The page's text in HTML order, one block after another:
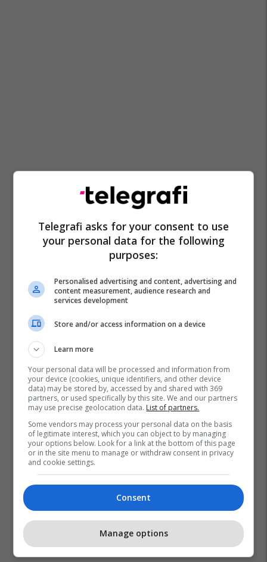
Telegrafi asks for your consent to use
your personal data for the following
purposes:
Personalised advertising and content, advertising and
content measurement, audience research and
services development
Store and/or access information on a device
Learn more
Your personal data will be processed and information from
your device (cookies, unique identifiers, and other device
data) may be stored by, accessed by and shared with 369
partners, or used specifically by this site. We and our partners
may use precise geolocation data. List of partners.
Some vendors may process your personal data on the basis
of legitimate interest, which you can object to by managing
your options below. Look for a link at the bottom of this page
or in the site menu to manage or withdraw consent in privacy
and cookie settings.
Consent
Manage options